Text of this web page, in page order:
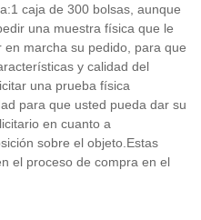
caja de 300 bolsas, aunque
una muestra física que le
marcha su pedido, para que
y calidad del
una prueba física
para que usted pueda dar su
en cuanto a
sobre el objeto.Estas
el proceso de compra en el